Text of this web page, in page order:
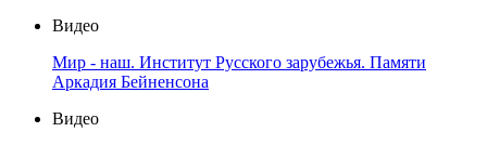
Видео
Мир - наш. Институт Русского зарубежья. Памяти
Аркадия Бейненсона
Видео